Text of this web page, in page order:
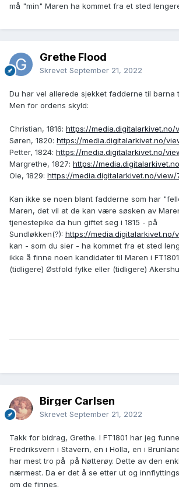
må "min" Maren ha kommet fra et sted
Grethe Flood
Skrevet September 21, 2022
Du har vel allerede sjekket fadderne til barna
Men for ordens skyld:
Christian, 1816: https://media.digitalarkivet.no/
Søren, 1820: https://media.digitalarkivet.no/
Petter, 1824: https://media.digitalarkivet.no/
Margrethe, 1827: https://
Ole, 1829: https://media.digitalarkivet.no/view/
Kan ikke se noen blant fadderne som har
Maren, det vil at de kan være søsken av
tjenestepike da hun giftet seg i 1815 - på
Sundløkken(?): https://media.digitalarkivet.no/
kan - som du sier - ha kommet fra et sted
ikke å finne noen kandidater til Maren i
(tidligere) Østfold fylke eller (tidligere)
Birger Carlsen
Skrevet September 21, 2022
Takk for bidrag, Grethe. I FT1801 har jeg
Fredriksvern i Stavern, en i Holla, en i
har mest tro på på Nøtterøy. Dette av den
nærmest. Da er det å se etter ut og
om de finnes.